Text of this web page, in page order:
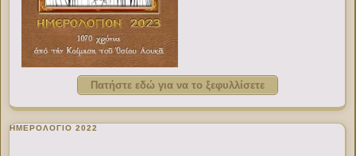
Πατήστε εδώ για να το ξεφυλλίσετε
ΗΜΕΡΟΛΟΓΙΟ 2022